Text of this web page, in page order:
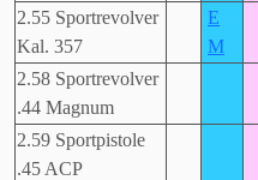
2.55 Sportrevolver
Kal. 357
E
M
2.58 Sportrevolver
.44 Magnum
2.59 Sportpistole
.45 ACP